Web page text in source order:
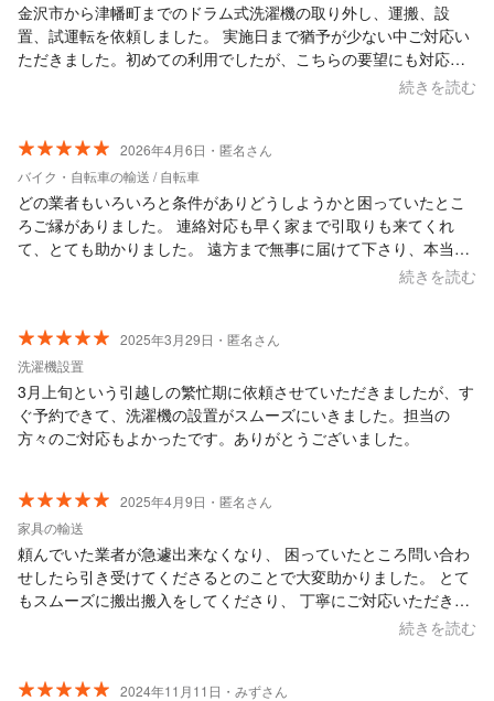
金沢市から津幡町までのドラム式洗濯機の取り外し、運搬、設
置、試運転を依頼しました。 実施日まで猶予が少ない中ご対応い
ただきました。初めての利用でしたが、こちらの要望にも対応し
ていただき助かりました。当日は2名の方が中型トラックで対応。
続きを読む
2026年4月6日・匿名さん
バイク・自転車の輸送 / 自転車
どの業者もいろいろと条件がありどうしようかと困っていたとこ
ろご縁がありました。 連絡対応も早く家まで引取りも来てくれ
て、とても助かりました。 遠方まで無事に届けて下さり、本当に
有難うございました。 またご縁があったら利用させていただきた
続きを読む
2025年3月29日・匿名さん
洗濯機設置
3月上旬という引越しの繁忙期に依頼させていただきましたが、す
ぐ予約できて、洗濯機の設置がスムーズにいきました。担当の
方々のご対応もよかったです。ありがとうございました。
2025年4月9日・匿名さん
家具の輸送
頼んでいた業者が急遽出来なくなり、 困っていたところ問い合わ
せしたら引き受けてくださるとのことで大変助かりました。 とて
もスムーズに搬出搬入をしてくださり、 丁寧にご対応いただきま
続きを読む
2024年11月11日・みずさん